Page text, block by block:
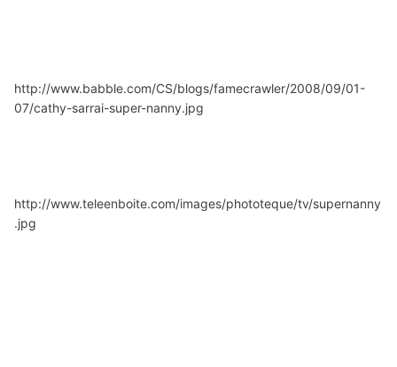
http://www.babble.com/CS/blogs/famecrawler/2008/09/01-
07/cathy-sarrai-super-nanny.jpg
http://www.teleenboite.com/images/phototeque/tv/supernanny
.jpg